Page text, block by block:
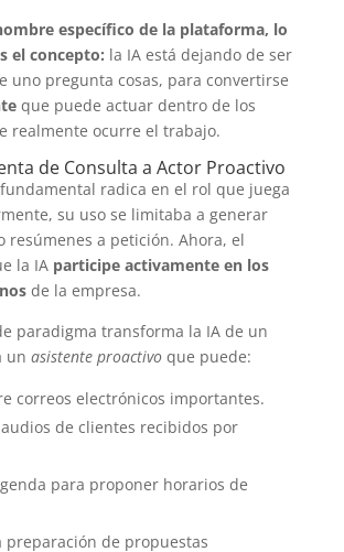
específico de la plataforma, lo
el concepto: la IA está dejando de ser
uno pregunta cosas, para convertirse
que puede actuar dentro de los
realmente ocurre el trabajo.
de Consulta a Actor Proactivo
radica en el rol que juega
su uso se limitaba a generar
resúmenes a petición. Ahora, el
la IA participe activamente en los
de la empresa.
paradigma transforma la IA de un
un asistente proactivoque puede:
correos electrónicos importantes.
de clientes recibidos por
para proponer horarios de
preparación de propuestas